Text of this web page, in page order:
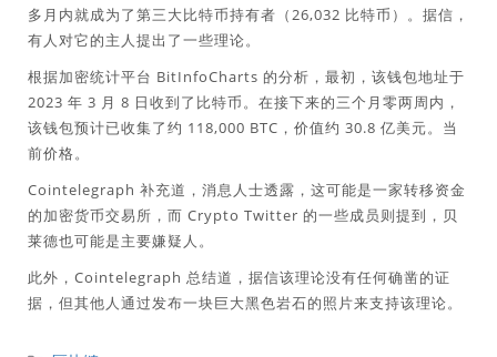
多月内就成为了第三大比特币持有者（26,032 比特币）。据信，
有人对它的主人提出了一些理论。
根据加密统计平台 BitInfoCharts 的分析，最初，该钱包地址于
2023 年 3 月 8 日收到了比特币。在接下来的三个月零两周内，
该钱包预计已收集了约 118,000 BTC，价值约 30.8 亿美元。当
前价格。
Cointelegraph 补充道，消息人士透露，这可能是一家转移资金
的加密货币交易所，而 Crypto Twitter 的一些成员则提到，贝
莱德也可能是主要嫌疑人。
此外，Cointelegraph 总结道，据信该理论没有任何确凿的证
据，但其他人通过发布一块巨大黑色岩石的照片来支持该理论。